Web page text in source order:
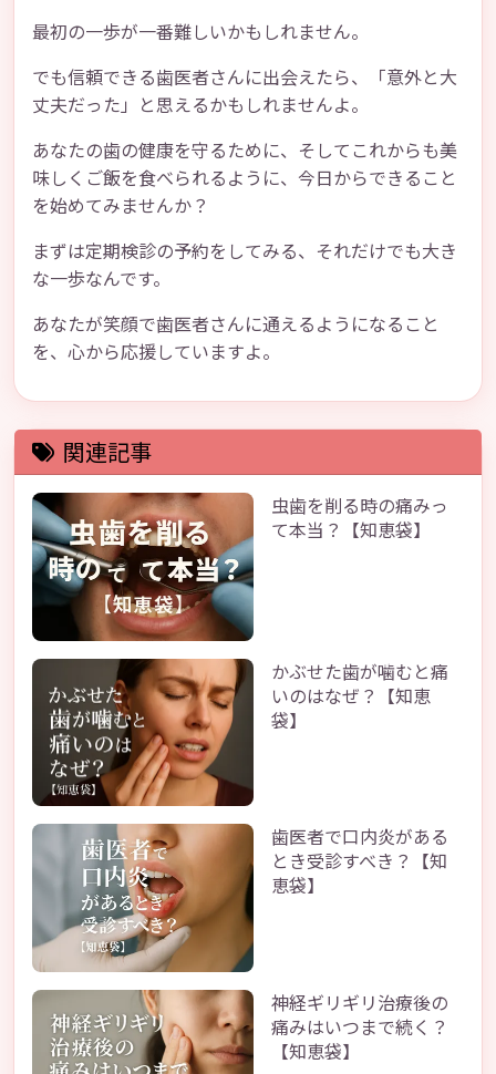
最初の一歩が一番難しいかもしれません。
でも信頼できる歯医者さんに出会えたら、「意外と大
丈夫だった」と思えるかもしれませんよ。
あなたの歯の健康を守るために、そしてこれからも美
味しくご飯を食べられるように、今日からできること
を始めてみませんか？
まずは定期検診の予約をしてみる、それだけでも大き
な一歩なんです。
あなたが笑顔で歯医者さんに通えるようになること
を、心から応援していますよ。
関連記事
虫歯を削る時の痛みっ
て本当？【知恵袋】
かぶせた歯が噛むと痛
いのはなぜ？【知恵
袋】
歯医者で口内炎がある
とき受診すべき？【知
恵袋】
神経ギリギリ治療後の
痛みはいつまで続く？
【知恵袋】